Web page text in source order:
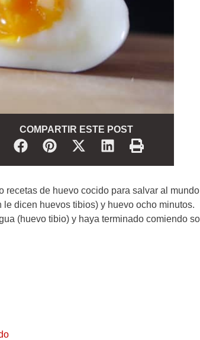
COMPARTIR ESTE POST
recetas de huevo cocido para salvar al
dicen huevos tibios) y huevo ocho minutos.
(huevo tibio) y haya terminado comiendo